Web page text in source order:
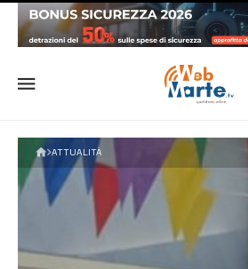
ATTUALITÀ